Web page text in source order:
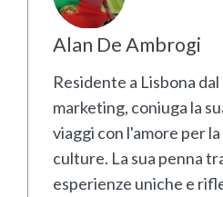
Alan De Ambrogi
Residente a Lisbona
marketing, coniuga la
viaggi con l'amore per
culture. La sua penna
esperienze uniche e